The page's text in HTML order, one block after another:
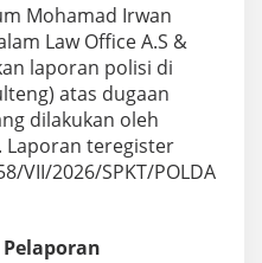
Mohamad Irwan
Law Office A.S &
laporan polisi di
atas dugaan
dilakukan oleh
Laporan teregister
VII/2026/SPKT/POLDA